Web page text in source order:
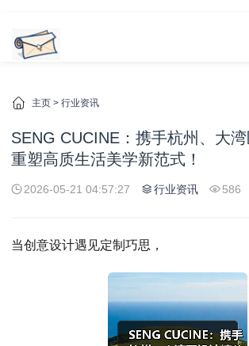
主页 > 行业资讯
SENG CUCINE：携手杭州、大湾
重塑高质生活美学新范式！
2026-05-21 04:57:27 行业资讯 586
当创意设计遇见定制巧思，